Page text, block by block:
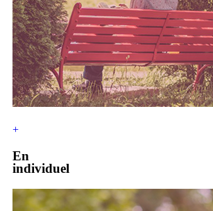
+
En
individuel